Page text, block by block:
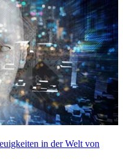
in der Welt von